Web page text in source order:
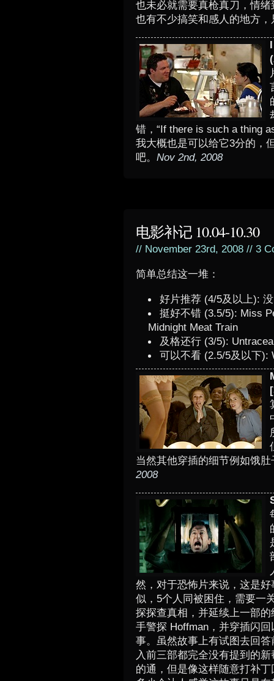
也未必就需要真枪真刀，情
也有不少搞笑和感人的地方
错，“If there is such a thing
我大概也是可以给它3分的，
吧。 Nov 2nd, 2008
电影补记 10.04-10.30
// November 23rd, 2008 // 3
简单总结这一堆：
好片推荐 (4/5及以上): 没
挺好不错 (3.5/5): Miss
Midnight Meat Train
及格还行 (3/5):
可以不看 (2.5/5及以下):
当然其他穿插的细节例如饿
2008
然，对于恐怖片来说，这是
似，5个人同被困住，需要一
探探查真相，并延续上一部
手警探 Hoffman，并穿插闪
事。虽然故事上有试图去回
入前三部都完全没有提到的
的通，但是像这样随意打补